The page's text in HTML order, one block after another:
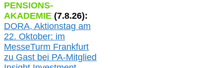
PENSIONS-
AKADEMIE (7.8.26):
DORA, Aktionstag am
22. Oktober: im
MesseTurm Frankfurt
zu Gast bei PA-Mitglied